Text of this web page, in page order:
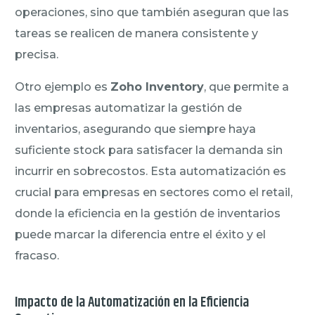
operaciones, sino que también aseguran que las
tareas se realicen de manera consistente y
precisa.
Otro ejemplo es Zoho Inventory, que permite a
las empresas automatizar la gestión de
inventarios, asegurando que siempre haya
suficiente stock para satisfacer la demanda sin
incurrir en sobrecostos. Esta automatización es
crucial para empresas en sectores como el retail,
donde la eficiencia en la gestión de inventarios
puede marcar la diferencia entre el éxito y el
fracaso.
Impacto de la Automatización en la Eficiencia